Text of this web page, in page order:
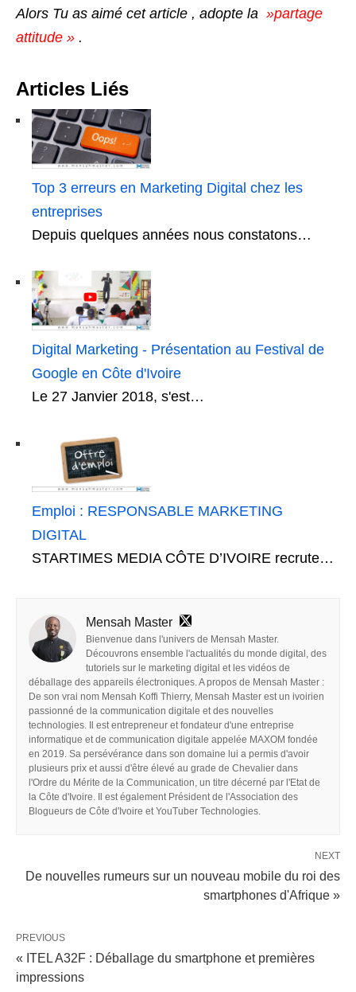
Alors Tu as aimé cet article , adopte la »partage
attitude » .
Articles Liés
Top 3 erreurs en Marketing Digital chez les
entreprises
Depuis quelques années nous constatons…
Digital Marketing - Présentation au Festival de
Google en Côte d'Ivoire
Le 27 Janvier 2018, s'est…
Emploi : RESPONSABLE MARKETING
DIGITAL
STARTIMES MEDIA CÔTE D’IVOIRE recrute…
Mensah Master
Bienvenue dans l'univers de Mensah Master.
Découvrons ensemble l'actualités du monde digital, des
tutoriels sur le marketing digital et les vidéos de
déballage des appareils électroniques. A propos de Mensah Master :
De son vrai nom Mensah Koffi Thierry, Mensah Master est un ivoirien
passionné de la communication digitale et des nouvelles
technologies. Il est entrepreneur et fondateur d'une entreprise
informatique et de communication digitale appelée MAXOM fondée
en 2019. Sa persévérance dans son domaine lui a permis d'avoir
plusieurs prix et aussi d'être élevé au grade de Chevalier dans
l'Ordre du Mérite de la Communication, un titre décerné par l'Etat de
la Côte d'Ivoire. Il est également Président de l'Association des
Blogueurs de Côte d'Ivoire et YouTuber Technologies.
NEXT
De nouvelles rumeurs sur un nouveau mobile du roi des
smartphones d'Afrique »
PREVIOUS
« ITEL A32F : Déballage du smartphone et premières
impressions